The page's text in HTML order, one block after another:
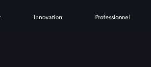
Innovation Professionnel